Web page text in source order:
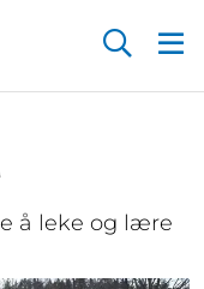
å leke og lære